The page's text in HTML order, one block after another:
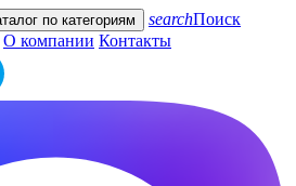
по категориям searchПоиск
О компании Контакты